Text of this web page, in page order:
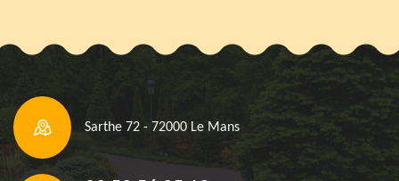
Sarthe 72 - 72000 Le Mans